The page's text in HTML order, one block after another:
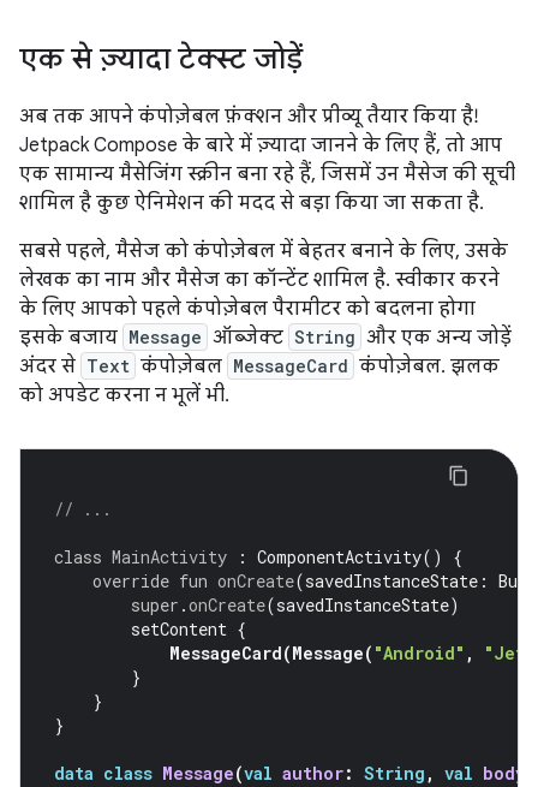
एक से ज़्यादा टेक्स्ट जोड़ें
अब तक आपने कंपोज़ेबल फ़ंक्शन और प्रीव्यू तैयार किया है!
Jetpack Compose के बारे में ज़्यादा जानने के लिए हैं, तो आप
एक सामान्य मैसेजिंग स्क्रीन बना रहे हैं, जिसमें उन मैसेज की सूची
शामिल है कुछ ऐनिमेशन की मदद से बड़ा किया जा सकता है.
सबसे पहले, मैसेज को कंपोज़ेबल में बेहतर बनाने के लिए, उसके
लेखक का नाम और मैसेज का कॉन्टेंट शामिल है. स्वीकार करने
के लिए आपको पहले कंपोज़ेबल पैरामीटर को बदलना होगा
इसके बजाय Message ऑब्जेक्ट String और एक अन्य जोड़ें
अंदर से Text कंपोज़ेबल MessageCard कंपोज़ेबल. झलक
को अपडेट करना न भूलें भी.
// ...
class MainActivity : ComponentActivity()
{
override fun onCreate(savedInstanceState :
super .onCreate(savedInstanceState)
setContent {
MessageCard(Message( "Android" ,
}
}
}
data class Message(val author: String , val body